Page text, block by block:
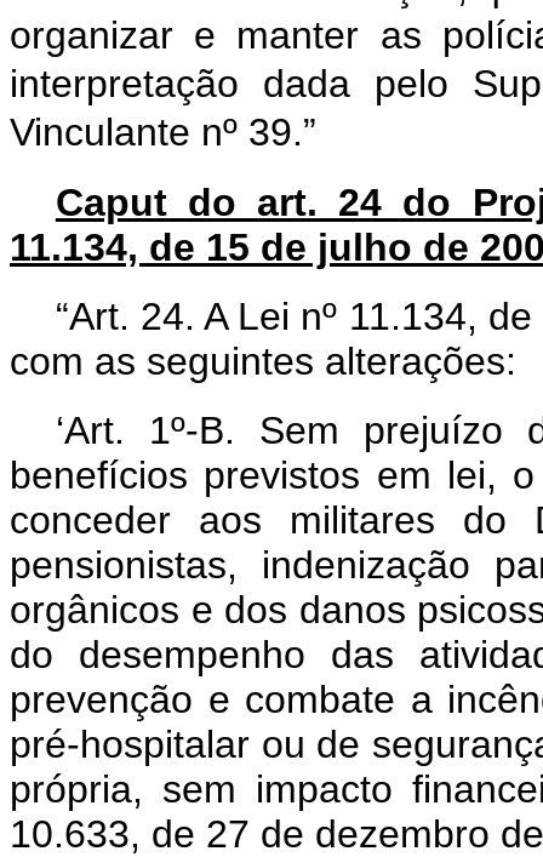
organizar e manter as
interpretação dada pelo
Vinculante nº 39.”
Caput do art. 24 do
11.134, de 15 de julho de
“Art. 24. A Lei nº 11.134,
com as seguintes alterações:
‘Art. 1º-B. Sem
benefícios previstos em lei,
conceder aos militares do
pensionistas, indenização
orgânicos e dos danos
do desempenho das
prevenção e combate a
pré-hospitalar ou de
própria, sem impacto
10.633, de 27 de dezembro de